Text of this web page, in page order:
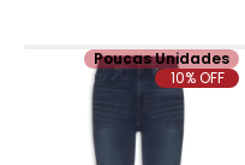
Poucas Unidades
10% OFF